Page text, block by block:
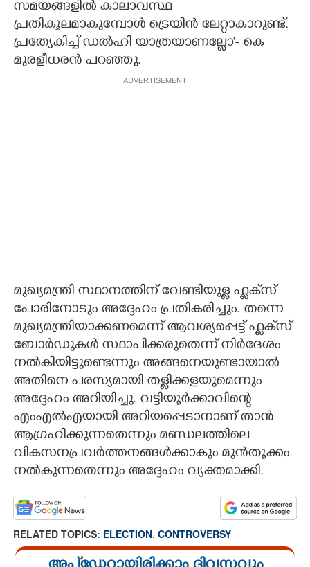
സമയങ്ങളിൽ കാലാവസ്ഥ
പ്രതികൂലമാകുമ്പോൾ ട്രെയിൻ ലേറ്റാകാറുണ്ട്.
പ്രത്യേകിച്ച് ഡൽഹി യാത്രയാണല്ലോ'- കെ
മുരളീധരൻ പറഞ്ഞു.
ADVERTISEMENT
മുഖ്യമന്ത്രി സ്ഥാനത്തിന് വേണ്ടിയുള്ള ഫ്ലക്‌സ്
പോരിനോടും അദ്ദേഹം പ്രതികരിച്ചും. തന്നെ
മുഖ്യമന്ത്രിയാക്കണമെന്ന് ആവശ്യപ്പെട്ട് ഫ്ലക്‌സ്
ബോർഡുകൾ സ്ഥാപിക്കരുതെന്ന് നിർദേശം
നൽകിയിട്ടുണ്ടെന്നും അങ്ങനെയുണ്ടായാൽ
അതിനെ പരസ്യമായി തള്ളിക്കളയുമെന്നും
അദ്ദേഹം അറിയിച്ചു. വട്ടിയൂർക്കാവിന്റെ
എംഎൽഎയായി അറിയപ്പെടാനാണ് താൻ
ആഗ്രഹിക്കുന്നതെന്നും മണ്ഡലത്തിലെ
വികസനപ്രവർത്തനങ്ങൾക്കാകും മുൻതൂക്കം
നൽകുന്നതെന്നും അദ്ദേഹം വ്യക്തമാക്കി.
RELATED TOPICS: ELECTION, CONTROVERSY